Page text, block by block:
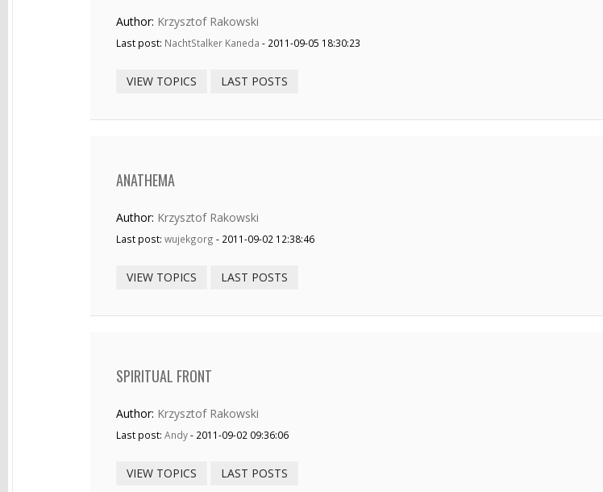
Author: Krzysztof Rakowski
Last post: NachtStalker Kaneda - 2011-09-05 18:30:23
VIEW TOPICS LAST POSTS
ANATHEMA
Author: Krzysztof Rakowski
Last post: wujekgorg - 2011-09-02 12:38:46
VIEW TOPICS LAST POSTS
SPIRITUAL FRONT
Author: Krzysztof Rakowski
Last post: Andy- 2011-09-02 09:36:06
VIEW TOPICS LAST POSTS